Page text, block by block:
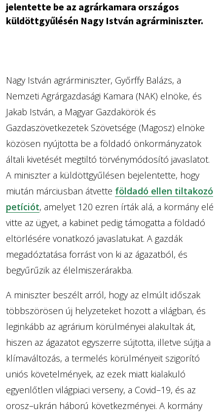
jelentette be az agrárkamara országos
küldöttgyűlésén Nagy István agrárminiszter.
Nagy István agrárminiszter, Győrffy Balázs, a
Nemzeti Agrárgazdasági Kamara (NAK) elnöke, és
Jakab István, a Magyar Gazdakörök és
Gazdaszövetkezetek Szövetsége (Magosz) elnöke
közösen nyújtotta be a földadó önkormányzatok
általi kivetését megtiltó törvénymódosító javaslatot.
A miniszter a küldöttgyűlésen bejelentette, hogy
miután márciusban átvette földadó ellen tiltakozó
petíciót, amelyet 120 ezren írták alá, a kormány elé
vitte az ügyet, a kabinet pedig támogatta a földadó
eltörlésére vonatkozó javaslatukat. A gazdák
megadóztatása forrást von ki az ágazatból, és
begyűrűzik az élelmiszerárakba.
A miniszter beszélt arról, hogy az elmúlt időszak
többszörösen új helyzeteket hozott a világban, és
leginkább az agrárium körülményei alakultak át,
hiszen az ágazatot egyszerre sújtotta, illetve sújtja a
klímaváltozás, a termelés körülményeit szigorító
uniós követelmények, az ezek miatt kialakuló
egyenlőtlen világpiaci verseny, a Covid–19, és az
orosz–ukrán háború következményei. A kormány